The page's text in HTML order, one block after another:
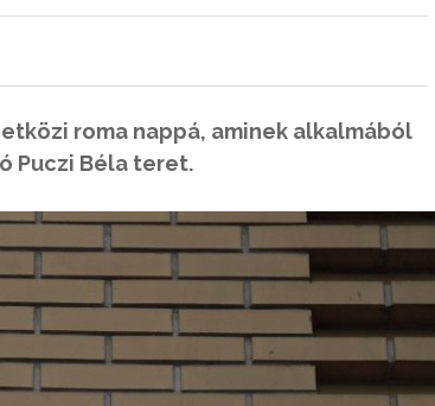
roma nappá, aminek alkalmából
Puczi Béla teret.